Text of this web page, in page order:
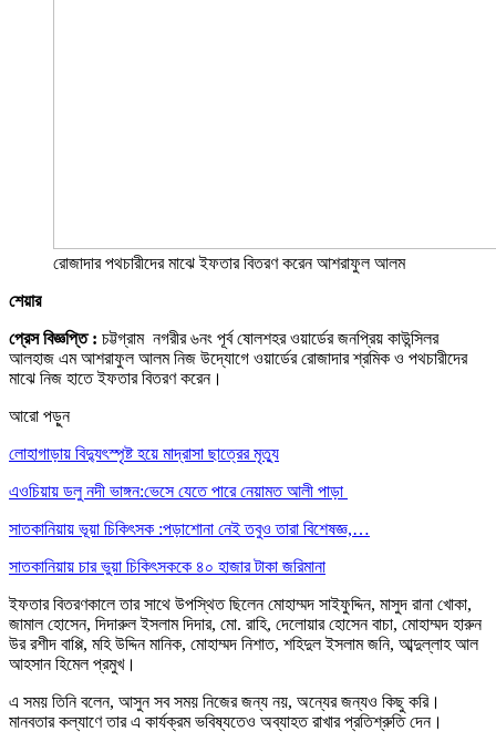
রোজাদার পথচারীদের মাঝে ইফতার বিতরণ করেন আশরাফুল আলম
শেয়ার
প্রেস বিজ্ঞপ্তি : চট্টগ্রাম নগরীর ৬নং পূর্ব ষোলশহর ওয়ার্ডের জনপ্রিয় কাউন্সিলর
আলহাজ এম আশরাফুল আলম নিজ উদ্যোগে ওয়ার্ডের রোজাদার শ্রমিক ও পথচারীদের
মাঝে নিজ হাতে ইফতার বিতরণ করেন।
আরো পড়ুন
লোহাগাড়ায় বিদ্যুৎস্পৃষ্ট হয়ে মাদ্রাসা ছাত্রের মৃত্যু
এওচিয়ায় ডলু নদী ভাঙ্গন:ভেসে যেতে পারে নেয়ামত আলী পাড়া
সাতকানিয়ায় ভূয়া চিকিৎসক :পড়াশোনা নেই তবুও তারা বিশেষজ্ঞ,…
সাতকানিয়ায় চার ভুয়া চিকিৎসককে ৪০ হাজার টাকা জরিমানা
ইফতার বিতরণকালে তার সাথে উপস্থিত ছিলেন মোহাম্মদ সাইফুদ্দিন, মাসুদ রানা খোকা,
জামাল হোসেন, দিদারুল ইসলাম দিদার, মো. রাহি, দেলোয়ার হোসেন বাচা, মোহাম্মদ হারুন
উর রশীদ বাপ্পি, মহি উদ্দিন মানিক, মোহাম্মদ নিশাত, শহিদুল ইসলাম জনি, আব্দুল্লাহ আল
আহসান হিমেল প্রমুখ।
এ সময় তিনি বলেন, আসুন সব সময় নিজের জন্য নয়, অন্যের জন্যও কিছু করি।
মানবতার কল্যাণে তার এ কার্যক্রম ভবিষ্যতেও অব্যাহত রাখার প্রতিশ্রুতি দেন।